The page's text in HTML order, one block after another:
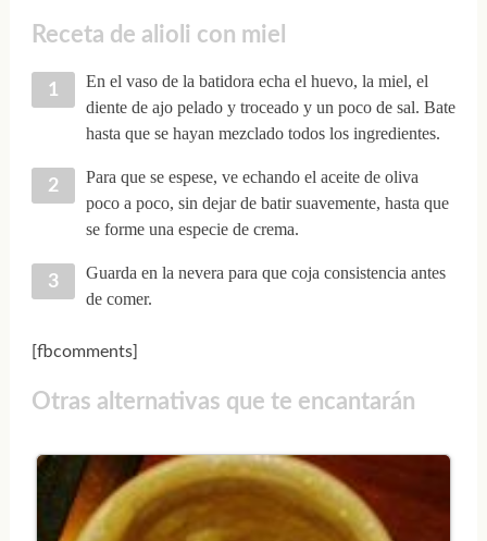
Receta de alioli con miel
En el vaso de la batidora echa el huevo, la miel, el
diente de ajo pelado y troceado y un poco de sal. Bate
hasta que se hayan mezclado todos los ingredientes.
Para que se espese, ve echando el aceite de oliva
poco a poco, sin dejar de batir suavemente, hasta que
se forme una especie de crema.
Guarda en la nevera para que coja consistencia antes
de comer.
[fbcomments]
Otras alternativas que te encantarán